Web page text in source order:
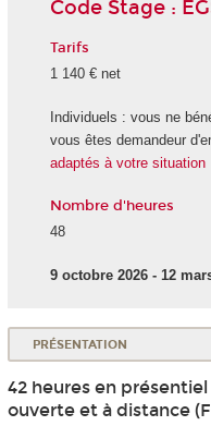
Code Stage :
Tarifs
1 140 € net
Individuels : vous ne
vous êtes demandeur
adaptés à votre situation
Nombre d'heures
48
9 octobre 2026 - 12
PRÉSENTATION
42 heures en
ouverte et à distance